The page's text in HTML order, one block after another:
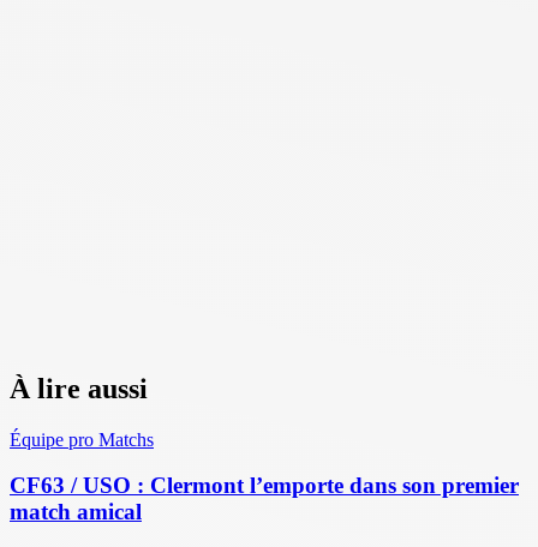
À lire aussi
Équipe pro Matchs
CF63 / USO : Clermont l’emporte dans son premier
match amical